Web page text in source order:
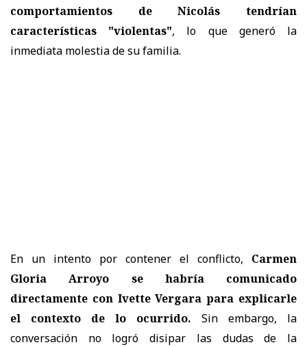
comportamientos de Nicolás tendrían
características "violentas", lo que generó la
inmediata molestia de su familia.
En un intento por contener el conflicto, Carmen
Gloria Arroyo se habría comunicado
directamente con Ivette Vergara para explicarle
el contexto de lo ocurrido. Sin embargo, la
conversación no logró disipar las dudas de la